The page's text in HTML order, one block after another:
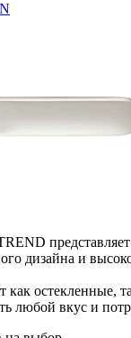
дизайна и
как остекленные,
любой вкус и